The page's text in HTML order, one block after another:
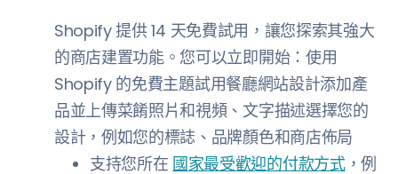
Shopify 提供 14 天免費試用，讓您探索其強大
的商店建置功能。您可以立即開始：使用
Shopify 的免費主題試用餐廳網站設計添加產
品並上傳菜餚照片和視頻、文字描述選擇您的
設計，例如您的標誌、品牌顏色和商店佈局
支持您所在 國家最受歡迎的付款方式，例